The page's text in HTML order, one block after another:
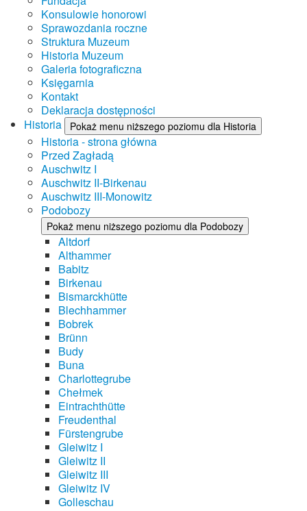
Konsulowie honorowi
Sprawozdania roczne
Struktura Muzeum
Historia Muzeum
Galeria fotograficzna
Księgarnia
Kontakt
Deklaracja dostępności
Historia
Pokaż menu niższego poziomu dla Historia
Historia - strona główna
Przed Zagładą
Auschwitz I
Auschwitz II-Birkenau
Auschwitz III-Monowitz
Podobozy
Pokaż menu niższego poziomu dla Podobozy
Altdorf
Althammer
Babitz
Birkenau
Bismarckhütte
Blechhammer
Bobrek
Brünn
Budy
Buna
Charlottegrube
Chełmek
Eintrachthütte
Freudenthal
Fürstengrube
Gleiwitz I
Gleiwitz II
Gleiwitz III
Gleiwitz IV
Golleschau